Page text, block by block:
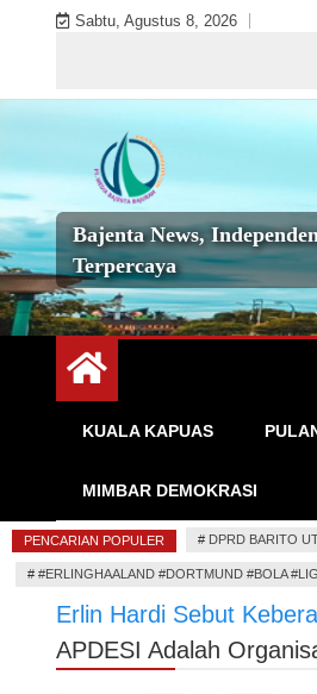
Sabtu, Agustus 8, 2026
Bajenta News,
Terpercaya
KUALA KAPUAS
MIMBAR DEMOKRASI
PENCARIAN POPULER # DPRD BARITO
# #ERLINGHAALAND #DORTMUND #BOLA
Erlin Hardi Sebut
APDESI Adalah